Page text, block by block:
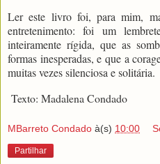
Ler este livro foi, para mim,
entretenimento: foi um
inteiramente rígida, que as
formas inesperadas, e que a
muitas vezes silenciosa e solitária.
Texto: Madalena Condado
MBarreto Condado à(s) 10:00
Partilhar